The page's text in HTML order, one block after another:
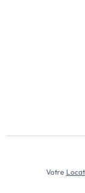
Votre